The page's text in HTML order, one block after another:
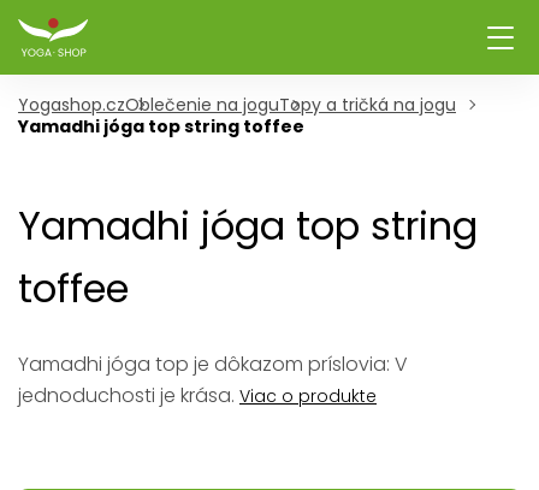
Yogashop.czOblečenie na joguTopy a tričká na jogu
Yamadhi jóga top string toffee
Yamadhi jóga top string
toffee
Yamadhi jóga top je dôkazom príslovia: V
jednoduchosti je krása. Viac o produkte